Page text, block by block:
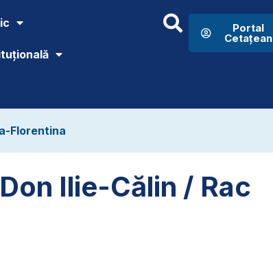
Portal
Cetațean
Florentina
Ilie-Călin / Rac